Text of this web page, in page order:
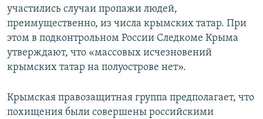
участились случаи пропажи людей,
преимущественно, из числа крымских татар. При
этом в подконтрольном России Следкоме Крыма
утверждают, что «массовых исчезновений
крымских татар на полуострове нет».
Крымская правозащитная группа предполагает, что
похищения были совершены российскими